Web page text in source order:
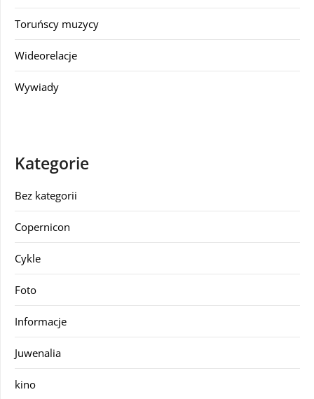
Toruńscy muzycy
Wideorelacje
Wywiady
Kategorie
Bez kategorii
Copernicon
Cykle
Foto
Informacje
Juwenalia
kino